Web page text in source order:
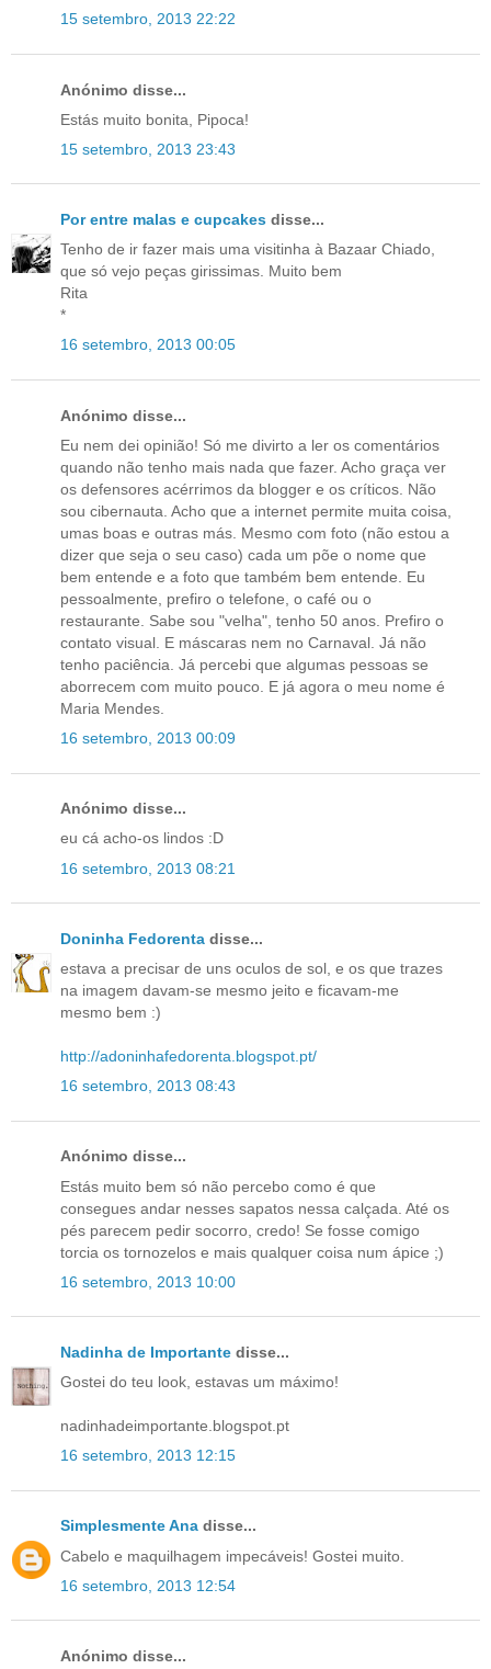
15 setembro, 2013 22:22
Anónimo disse...
Estás muito bonita, Pipoca!
15 setembro, 2013 23:43
Por entre malas e cupcakes disse...
Tenho de ir fazer mais uma visitinha à Bazaar Chiado,
que só vejo peças girissimas. Muito bem
Rita
*
16 setembro, 2013 00:05
Anónimo disse...
Eu nem dei opinião! Só me divirto a ler os comentários
quando não tenho mais nada que fazer. Acho graça ver
os defensores acérrimos da blogger e os críticos. Não
sou cibernauta. Acho que a internet permite muita coisa,
umas boas e outras más. Mesmo com foto (não estou a
dizer que seja o seu caso) cada um põe o nome que
bem entende e a foto que também bem entende. Eu
pessoalmente, prefiro o telefone, o café ou o
restaurante. Sabe sou "velha", tenho 50 anos. Prefiro o
contato visual. E máscaras nem no Carnaval. Já não
tenho paciência. Já percebi que algumas pessoas se
aborrecem com muito pouco. E já agora o meu nome é
Maria Mendes.
16 setembro, 2013 00:09
Anónimo disse...
eu cá acho-os lindos :D
16 setembro, 2013 08:21
Doninha Fedorenta disse...
estava a precisar de uns oculos de sol, e os que trazes
na imagem davam-se mesmo jeito e ficavam-me
mesmo bem :)
http://adoninhafedorenta.blogspot.pt/
16 setembro, 2013 08:43
Anónimo disse...
Estás muito bem só não percebo como é que
consegues andar nesses sapatos nessa calçada. Até os
pés parecem pedir socorro, credo! Se fosse comigo
torcia os tornozelos e mais qualquer coisa num ápice ;)
16 setembro, 2013 10:00
Nadinha de Importante disse...
Gostei do teu look, estavas um máximo!
nadinhadeimportante.blogspot.pt
16 setembro, 2013 12:15
Simplesmente Ana disse...
Cabelo e maquilhagem impecáveis! Gostei muito.
16 setembro, 2013 12:54
Anónimo disse...